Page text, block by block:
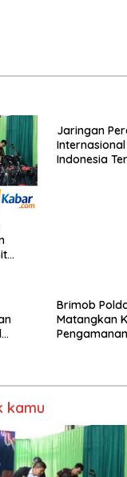
Jaringan
Indonesia
Brimob
Matangkan
kamu